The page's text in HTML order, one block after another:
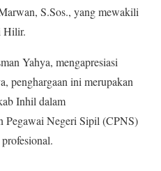
S.Sos., yang mewakili
Hilir.
Yahya, mengapresiasi
penghargaan ini merupakan
Inhil dalam
Pegawai Negeri Sipil (CPNS)